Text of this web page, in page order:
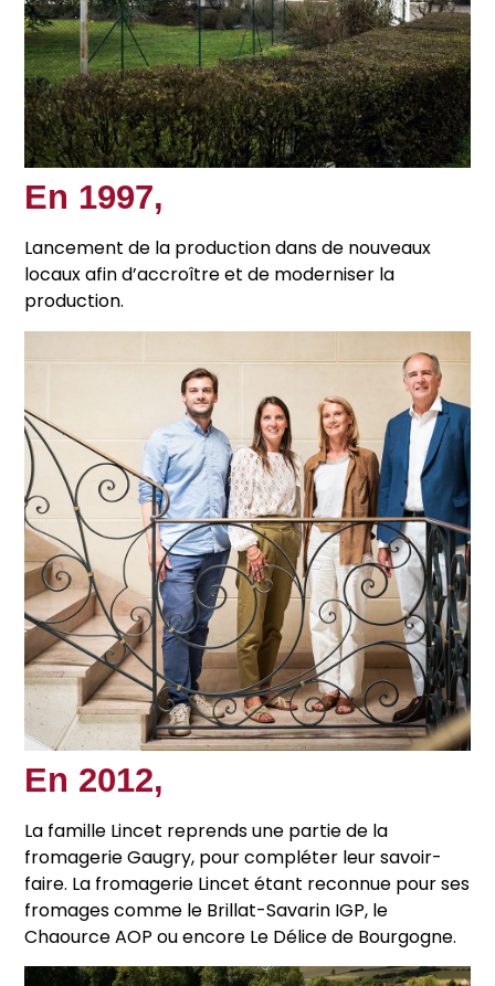
En 1997,
Lancement de la production dans de nouveaux
locaux afin d’accroître et de moderniser la
production.
En 2012,
La famille Lincet reprends une partie de la
fromagerie Gaugry, pour compléter leur savoir-
faire. La fromagerie Lincet étant reconnue pour ses
fromages comme le Brillat-Savarin IGP, le
Chaource AOP ou encore Le Délice de Bourgogne.